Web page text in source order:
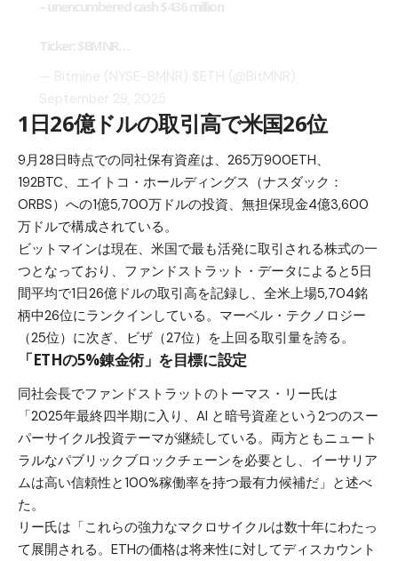
1日26億ドルの取引高で米国26位
9月28日時点での同社保有資産は、265万900ETH、
192BTC、エイトコ・ホールディングス（ナスダック：
ORBS）への1億5,700万ドルの投資、無担保現金4億3,600
万ドルで構成されている。
ビットマインは現在、米国で最も活発に取引される株式の一
つとなっており、ファンドストラット・データによると5日
間平均で1日26億ドルの取引高を記録し、全米上場5,704銘
柄中26位にランクインしている。マーベル・テクノロジー
（25位）に次ぎ、ビザ（27位）を上回る取引量を誇る。
「ETHの5%錬金術」を目標に設定
同社会長でファンドストラットのトーマス・リー氏は
「2025年最終四半期に入り、AI と暗号資産という2つのスー
パーサイクル投資テーマが継続している。両方ともニュート
ラルなパブリックブロックチェーンを必要とし、イーサリア
ムは高い信頼性と100%稼働率を持つ最有力候補だ」と述べ
た。
リー氏は「これらの強力なマクロサイクルは数十年にわたっ
て展開される。ETHの価格は将来性に対してディスカウント